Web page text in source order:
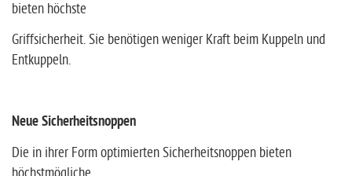
bieten höchste
Griffsicherheit. Sie benötigen weniger Kraft beim Kuppeln und
Entkuppeln.
Neue Sicherheitsnoppen
Die in ihrer Form optimierten Sicherheitsnoppen bieten